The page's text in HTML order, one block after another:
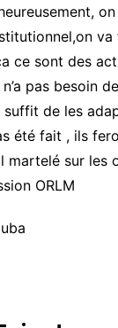
ce sont des
pas besoin
de les
été fait , ils
martelé sur les
ORLM